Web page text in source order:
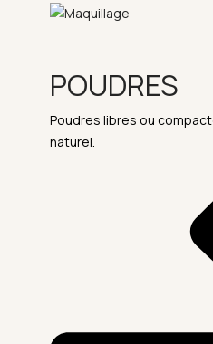
POUDRES
Poudres libres ou
naturel.